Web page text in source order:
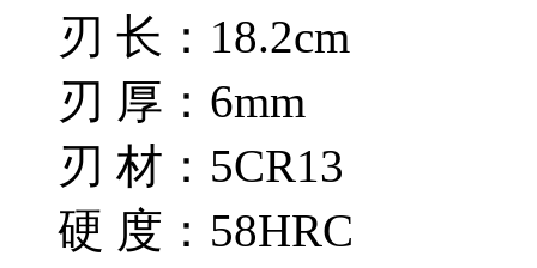
刃 长：18.2cm
刃 厚：6mm
刃 材：5CR13
硬 度：58HRC